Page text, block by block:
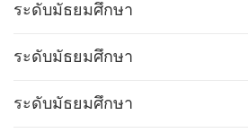
ระดับมัธยมศึกษา
ระดับมัธยมศึกษา
ระดับมัธยมศึกษา